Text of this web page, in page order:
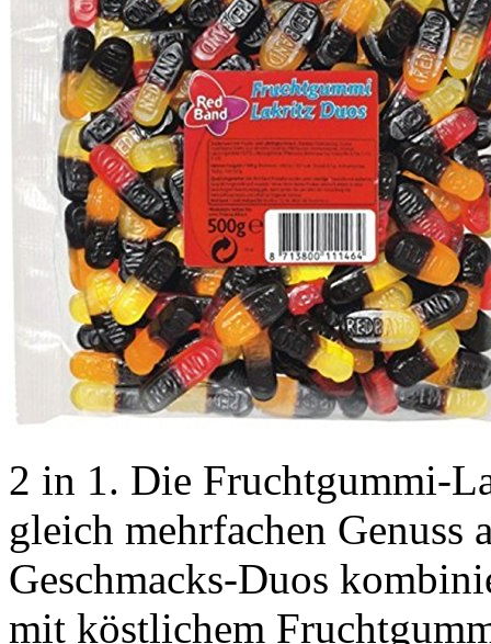
2 in 1. Die Fruchtgummi-
gleich mehrfachen Genuss
Geschmacks-Duos
mit köstlichem